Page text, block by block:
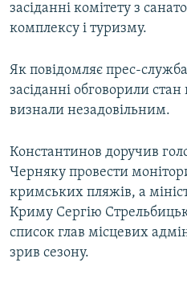
засіданні комітету з
комплексу і туризму.
Як повідомляє прес-
засіданні обговорили
визнали незадовільним.
Константинов доручив
Черняку провести
кримських пляжів, а
Криму Сергію
список глав місцевих
зрив сезону.